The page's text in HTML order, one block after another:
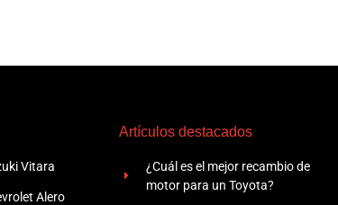
Vitara
Alero
Artículos destacados
¿Cuál es el mejor recambio de
motor para un Toyota?